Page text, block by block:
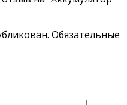
Обязательные